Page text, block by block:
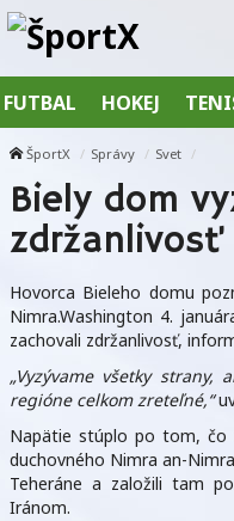
FUTBAL HOKEJ
ŠportX Správy Svet
Biely dom
zdržanlivosť
Hovorca Bieleho domu
Nimra.Washington 4.
zachovali zdržanlivosť,
„Vyzývame všetky
regióne celkom zreteľné,“
Napätie stúplo po tom, čo
duchovného Nimra an-
Teheráne a založili tam
Iránom.